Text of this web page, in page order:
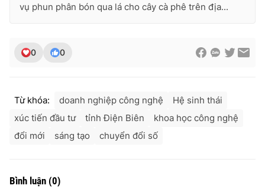
vụ phun phân bón qua lá cho cây cà phê trên địa...
0 0
Từ khóa: doanh nghiệp công nghệ
Hệ sinh thái
xúc tiến đầu tư
tỉnh Điện Biên
khoa học công nghệ
đổi mới
sáng tạo chuyển đổi số
Bình luận (0)